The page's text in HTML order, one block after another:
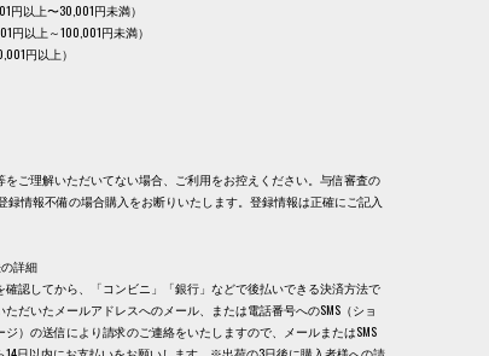
円以上〜30,001円未満）
円以上～100,001円未満）
円以上）
をご理解いただいてない場合、ご利用をお控えください。与信審査の
録情報不備の場合購入をお断りいたします。登録情報は正確にご記入
詳細
確認してから、「コンビニ」「銀行」などで後払いできる決済方法で
ただいたメールアドレスへのメール、または電話番号へのSMS（ショ
ジ）の送信により請求のご連絡をいたしますので、メールまたはSMS